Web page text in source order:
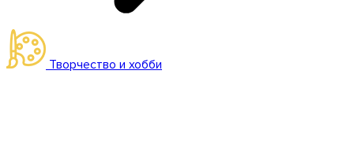
Творчество и хобби